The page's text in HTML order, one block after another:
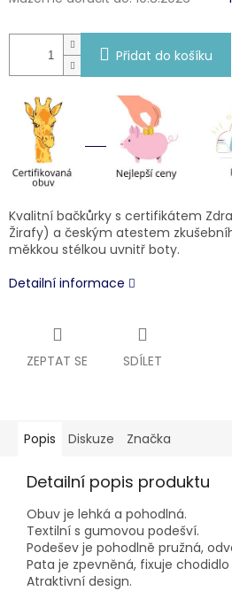
Přidat do košíku
Kvalitní bačkůrky s certifikátem
Žirafy) a českým atestem
měkkou stélkou uvnitř boty.
Detailní informace
ZEPTAT SE SDÍLET
Popis Diskuze Značka
Detailní popis produktu
Obuv je lehká a pohodlná.
Textilní s gumovou podešví.
Podešev je pohodlně pružná,
Pata je zpevněná, fixuje
Atraktivní design.